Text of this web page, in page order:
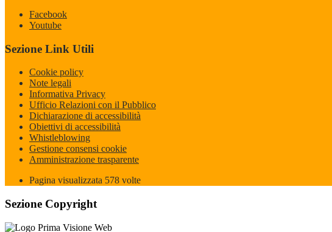
Facebook
Youtube
Sezione Link Utili
Cookie policy
Note legali
Informativa Privacy
Ufficio Relazioni con il Pubblico
Dichiarazione di accessibilità
Obiettivi di accessibilità
Whistleblowing
Gestione consensi cookie
Amministrazione trasparente
Pagina visualizzata 578 volte
Sezione Copyright